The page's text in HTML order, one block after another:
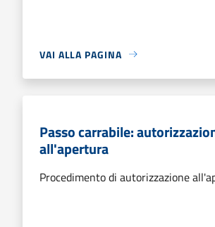
VAI ALLA PAGINA
Passo carrabile:
all'apertura
Procedimento di autorizzazione